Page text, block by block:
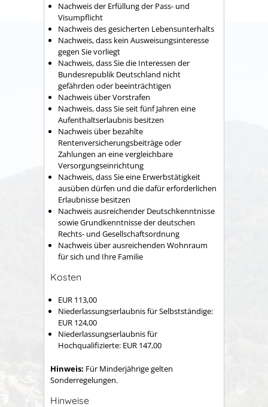
Nachweis der Erfüllung der Pass- und
Visumpflicht
Nachweis des gesicherten Lebensunterhalts
Nachweis, dass kein Ausweisungsinteresse
gegen Sie vorliegt
Nachweis, dass Sie die Interessen der
Bundesrepublik Deutschland nicht
gefährden oder beeinträchtigen
Nachweis über Vorstrafen
Nachweis, dass Sie seit fünf Jahren eine
Aufenthaltserlaubnis besitzen
Nachweis über bezahlte
Rentenversicherungsbeiträge oder
Zahlungen an eine vergleichbare
Versorgungseinrichtung
Nachweis, dass Sie eine Erwerbstätigkeit
ausüben dürfen und die dafür erforderlichen
Erlaubnisse besitzen
Nachweis ausreichender Deutschkenntnisse
sowie Grundkenntnisse der deutschen
Rechts- und Gesellschaftsordnung
Nachweis über ausreichenden Wohnraum
für sich und Ihre Familie
Kosten
EUR 113,00
Niederlassungserlaubnis für Selbstständige:
EUR 124,00
Niederlassungserlaubnis für
Hochqualifizierte: EUR 147,00
Hinweis: Für Minderjährige gelten
Sonderregelungen.
Hinweise